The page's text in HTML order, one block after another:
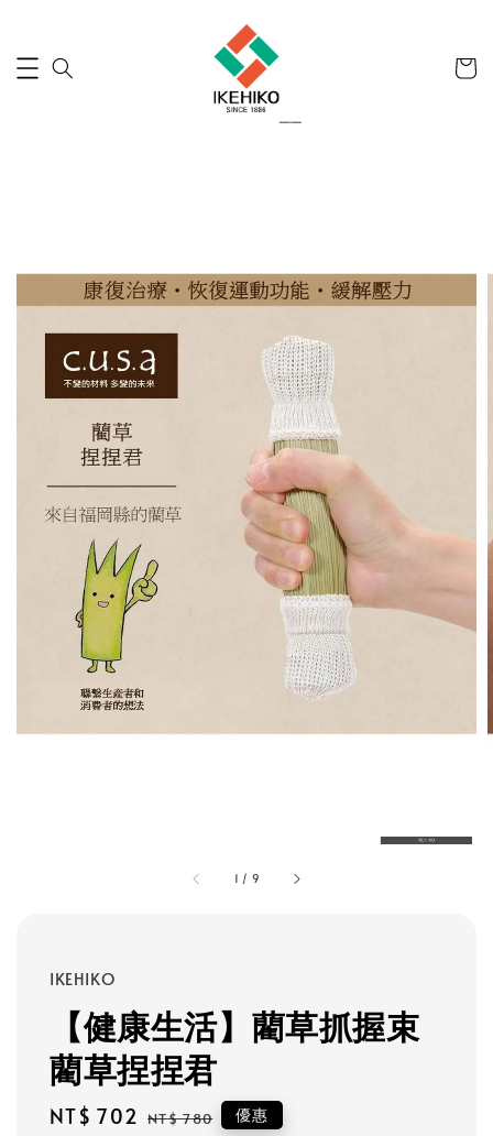
1 / 9
IKEHIKO
【健康生活】藺草抓握束
藺草捏捏君
Sale
NT$ 702 Regular
NT$ 780 優惠